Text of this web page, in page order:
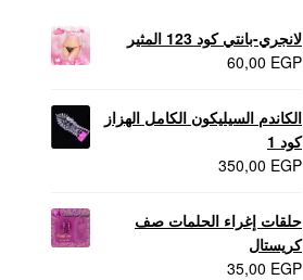
لانجري-بانتي كود 123 المثير
60,00 EGP
الكاندم السيليكون الكامل الهزاز
كود 1
350,00 EGP
حلقات إغراء الحلمات صف
كريستال
35,00 EGP